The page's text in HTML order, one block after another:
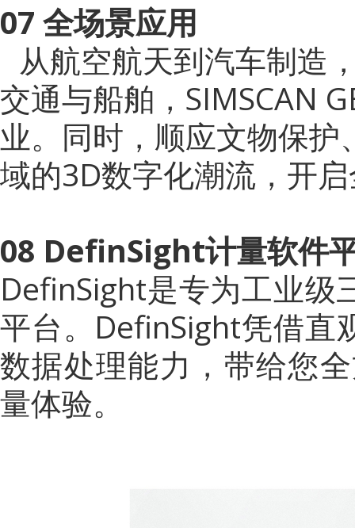
07 全场景应用
从航空航天到汽车制造
交通与船舶， SIMSCAN
业。同时，顺应文物保
域的3D数字化潮流，开
08 DefinSight计量软件
DefinSight是专为工业级
平台。 DefinSight凭借直
数据处理能力，带给您
量体验。